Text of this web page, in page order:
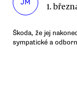
JM 1.
Škoda, že jej
sympatické a